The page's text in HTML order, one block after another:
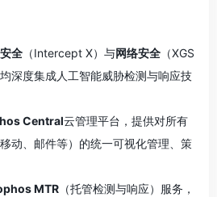
全 （Intercept X）与网络安全 （XGS
深度集成人工智能威胁检测与响应技
Central云管理平台，提供对所有
动、邮件等）的统一可视化管理、策
MTR （托管检测与响应）服务，